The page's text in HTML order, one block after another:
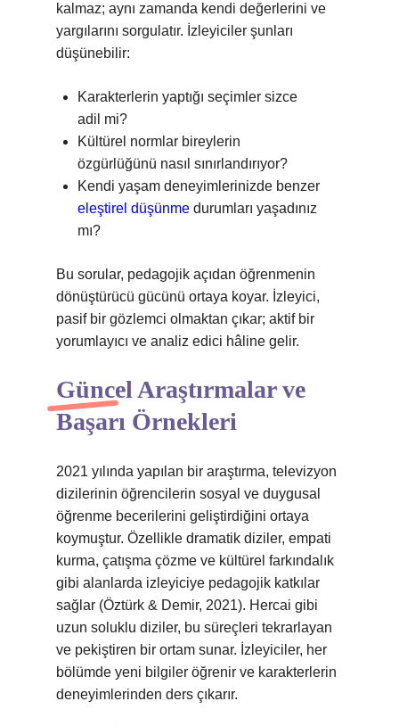
kalmaz; aynı zamanda kendi değerlerini ve
yargılarını sorgulatır. İzleyiciler şunları
düşünebilir:
Karakterlerin yaptığı seçimler sizce
adil mi?
Kültürel normlar bireylerin
özgürlüğünü nasıl sınırlandırıyor?
Kendi yaşam deneyimlerinizde benzer
eleştirel düşünme durumları yaşadınız
mı?
Bu sorular, pedagojik açıdan öğrenmenin
dönüştürücü gücünü ortaya koyar. İzleyici,
pasif bir gözlemci olmaktan çıkar; aktif bir
yorumlayıcı ve analiz edici hâline gelir.
Güncel Araştırmalar ve
Başarı Örnekleri
2021 yılında yapılan bir araştırma, televizyon
dizilerinin öğrencilerin sosyal ve duygusal
öğrenme becerilerini geliştirdiğini ortaya
koymuştur. Özellikle dramatik diziler, empati
kurma, çatışma çözme ve kültürel farkındalık
gibi alanlarda izleyiciye pedagojik katkılar
sağlar (Öztürk & Demir, 2021). Hercai gibi
uzun soluklu diziler, bu süreçleri tekrarlayan
ve pekiştiren bir ortam sunar. İzleyiciler, her
bölümde yeni bilgiler öğrenir ve karakterlerin
deneyimlerinden ders çıkarır.